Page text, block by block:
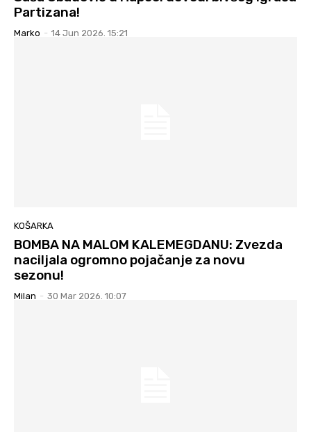
Partizana!
Marko - 14 Jun 2026. 15:21
KOŠARKA
BOMBA NA MALOM KALEMEGDANU: Zvezda
naciljala ogromno pojačanje za novu
sezonu!
Milan - 30 Mar 2026. 10:07